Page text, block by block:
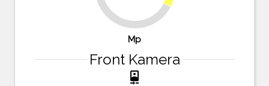
67.5%
Mp
Front Kamera
camera_front